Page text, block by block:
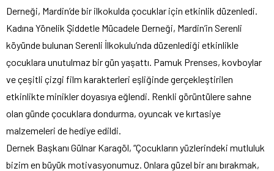
Derneği, Mardin’de bir ilkokulda çocuklar için etkinlik düzenledi.
Kadına Yönelik Şiddetle Mücadele Derneği, Mardin’in Serenli
köyünde bulunan Serenli İlkokulu’nda düzenlediği etkinlikle
çocuklara unutulmaz bir gün yaşattı. Pamuk Prenses, kovboylar
ve çeşitli çizgi film karakterleri eşliğinde gerçekleştirilen
etkinlikte minikler doyasıya eğlendi. Renkli görüntülere sahne
olan günde çocuklara dondurma, oyuncak ve kırtasiye
malzemeleri de hediye edildi.
Dernek Başkanı Gülnar Karagöl, “Çocukların yüzlerindeki mutluluk
bizim en büyük motivasyonumuz. Onlara güzel bir anı bırakmak,